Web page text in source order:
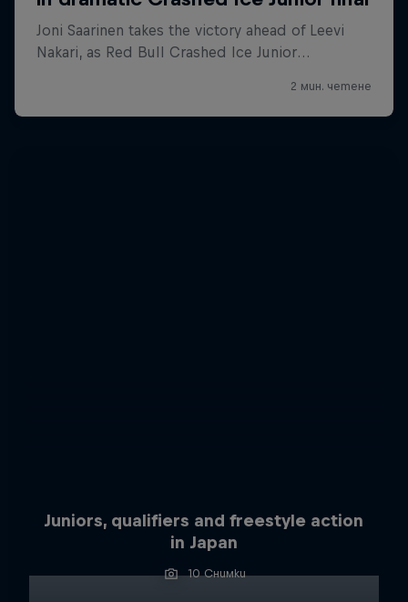
Juniors, qualifiers and freestyle action
in Japan
10 Снимки